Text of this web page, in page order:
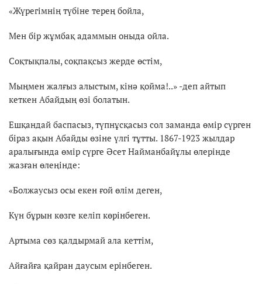
«Жүрегімнің түбіне терең бойла,
Мен бір жұмбақ адаммын оныда ойла.
Соқтықпалы, соқпақсыз жерде өстім,
Мыңмен жалғыз алыстым, кінә қойма!..» -деп айтып
кеткен Абайдың өзі болатын.
Ешқандай баспасыз, түпнұсқасыз сол заманда өмір сүрген
біраз ақын Абайды өзіне үлгі тұтты. 1867-1923 жылдар
аралығында өмір сүрге Әсет Найманбайұлы өлерінде
жазған өлеңінде:
«Болжаусыз осы екен ғой өлім деген,
Күн бұрын көзге келіп көрінбеген.
Артыма сөз қалдырмай ала кеттім,
Айғайға қайран даусым ерінбеген.